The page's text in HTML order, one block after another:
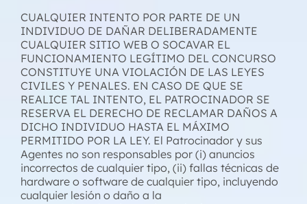
CUALQUIER INTENTO POR PARTE DE UN
INDIVIDUO DE DAÑAR DELIBERADAMENTE
CUALQUIER SITIO WEB O SOCAVAR EL
FUNCIONAMIENTO LEGÍTIMO DEL CONCURSO
CONSTITUYE UNA VIOLACIÓN DE LAS LEYES
CIVILES Y PENALES. EN CASO DE QUE SE
REALICE TAL INTENTO, EL PATROCINADOR SE
RESERVA EL DERECHO DE RECLAMAR DAÑOS A
DICHO INDIVIDUO HASTA EL MÁXIMO
PERMITIDO POR LA LEY. El Patrocinador y sus
Agentes no son responsables por (i) anuncios
incorrectos de cualquier tipo, (ii) fallas técnicas de
hardware o software de cualquier tipo, incluyendo
cualquier lesión o daño a la